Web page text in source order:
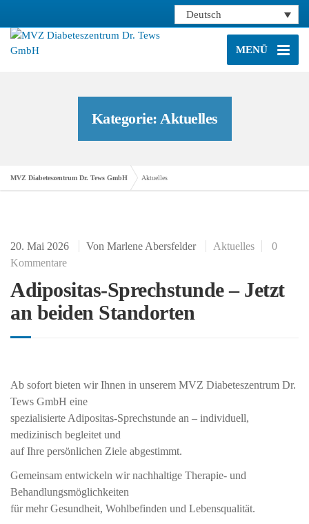
Deutsch
MENÜ
Kategorie: Aktuelles
MVZ Diabeteszentrum Dr. Tews GmbH Aktuelles
20. Mai 2026 Von Marlene Abersfelder Aktuelles
0
Kommentare
Adipositas-Sprechstunde – Jetzt
an beiden Standorten
Ab sofort bieten wir Ihnen in unserem MVZ Diabeteszentrum Dr.
Tews GmbH eine
spezialisierte Adipositas-Sprechstunde an – individuell,
medizinisch begleitet und
auf Ihre persönlichen Ziele abgestimmt.
Gemeinsam entwickeln wir nachhaltige Therapie- und
Behandlungsmöglichkeiten
für mehr Gesundheit, Wohlbefinden und Lebensqualität.